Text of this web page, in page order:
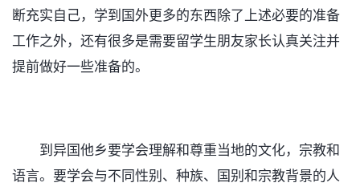
断充实自己，学到国外更多的东西除了上述必要的准备
工作之外，还有很多是需要留学生朋友家长认真关注并
提前做好一些准备的。
到异国他乡要学会理解和尊重当地的文化，宗教和
语言。要学会与不同性别、种族、国别和宗教背景的人